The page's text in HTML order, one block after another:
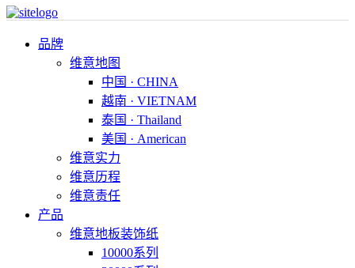
品牌
维意地图
中国 · CHINA
越南 · VIETNAM
泰国 · Thailand
美国 · American
维意实力
维意历程
维意责任
产品
维意地板装饰纸
10000系列